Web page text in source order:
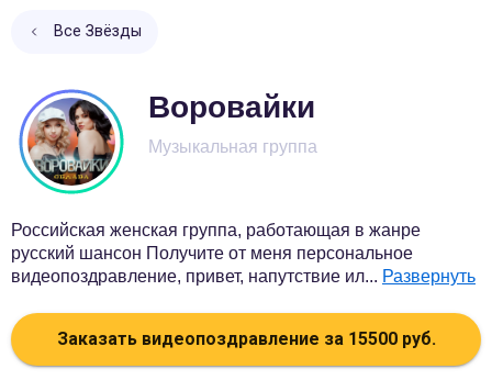
Все Звёзды
Воровайки
Музыкальная группа
Российская женская группа, работающая в жанре
русский шансон Получите от меня персональное
видеопоздравление, привет, напутствие ил... Развернуть
Заказать видеопоздравление за 15500руб.